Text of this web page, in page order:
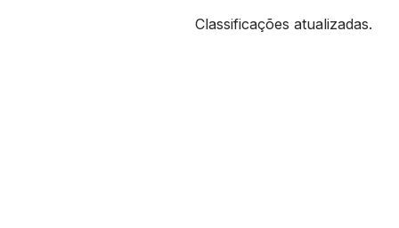
Classificações atualizadas.